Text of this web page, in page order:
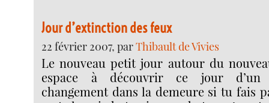
Jour d’extinction des feux
22 février 2007, parThibault de Vivies
Le nouveau petit jour autour du
espace à découvrir ce jour d’un
changement dans la demeure si tu fais